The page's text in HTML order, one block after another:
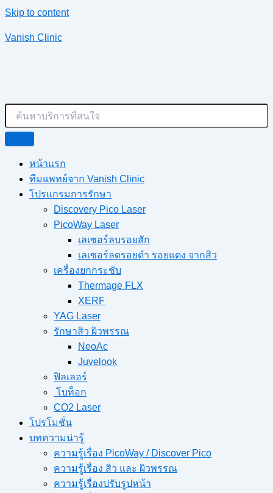
Skip to content
Vanish Clinic
หน้าแรก
ทีมแพทย์จาก Vanish Clinic
โปรแกรมการรักษา
Discovery Pico Laser
PicoWay Laser
เลเซอร์ลบรอยสัก
เลเซอร์ลดรอยดำ รอยแดง จากสิว
เครื่องยกกระชับ
Thermage FLX
XERF
YAG Laser
รักษาสิว ผิวพรรณ
NeoAc
Juvelook
ฟิลเลอร์
โบท็อก
CO2 Laser
โปรโมชั่น
บทความน่ารู้
ความรู้เรื่อง PicoWay / Discover Pico
ความรู้เรื่อง สิว และ ผิวพรรณ
ความรู้เรื่องปรับรูปหน้า